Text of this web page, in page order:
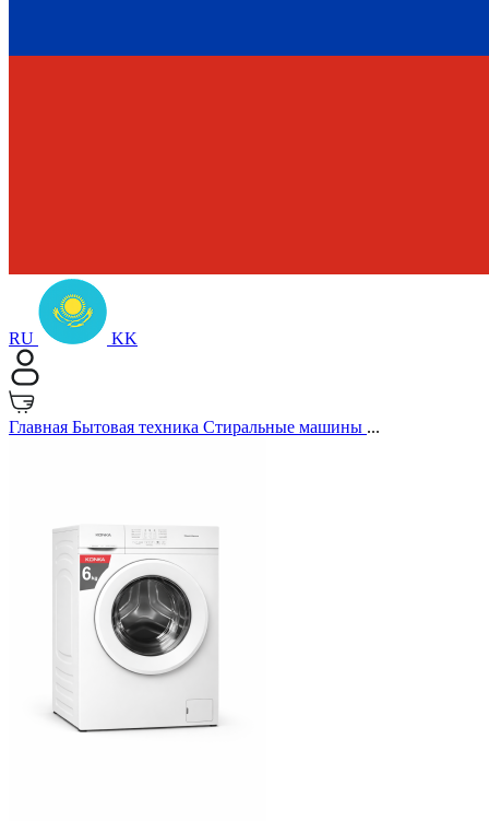
RU KK
Главная Бытовая техника Стиральные машины ...